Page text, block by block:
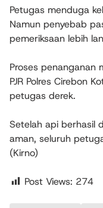
Petugas menduga
Namun penyebab
pemeriksaan lebih
Proses penanganan
PJR Polres Cirebon
petugas derek.
Setelah api berhasil
aman, seluruh
(Kirno)
Post Views: 274